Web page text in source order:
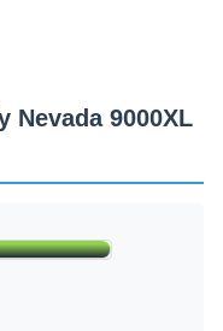
Nevada 9000XL